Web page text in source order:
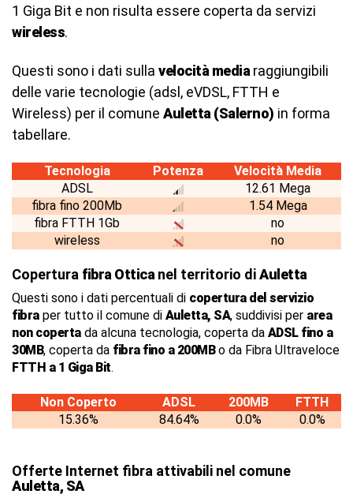
1 Giga Bit e non risulta essere coperta da servizi
wireless.
Questi sono i dati sulla velocità media raggiungibili
delle varie tecnologie (adsl, eVDSL, FTTH e
Wireless) per il comune Auletta (Salerno) in forma
tabellare.
Tecnologia Potenza
Velocità Media
ADSL
12.61 Mega
fibra fino 200Mb
1.54 Mega
fibra FTTH 1Gb
no
wireless
no
Copertura fibra Ottica nel territorio diAuletta
Questi sono i dati percentuali di copertura del servizio
fibraper tutto il comune di Auletta, SA, suddivisi per area
non copertada alcuna tecnologia, coperta da ADSL fino a
30MB, coperta da fibra fino a 200MBo da Fibra Ultraveloce
FTTH a 1 Giga Bit.
Non Coperto ADSL 200MB
FTTH
15.36%
84.64% 0.0% 0.0%
Offerte Internet fibra attivabili nel comune
Auletta, SA